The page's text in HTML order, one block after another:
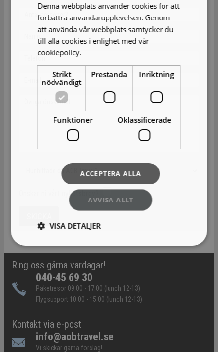
Önskar ni vårt nyhetsbrev?
Ring oss gärna vardagar!
040-45 69 30
Paketresor 09.00 - 17.00 (lunch 12-13)
Flygsupport 10.00 - 15.00 (lunch 12-13)
Kontakt via e-post
info@aobtravel.se
Vi skickar gärna förslag!
Denna webbplats använder cookies för att
förbättra användarupplevelsen. Genom
att använda vår webbplats samtycker du
till alla cookies i enlighet med vår
cookiepolicy.
Strikt
nödvändigt
Prestanda Inriktning
Funktioner Oklassificerade
ACCEPTERA ALLA
AVVISA ALLT
VISA DETALJER